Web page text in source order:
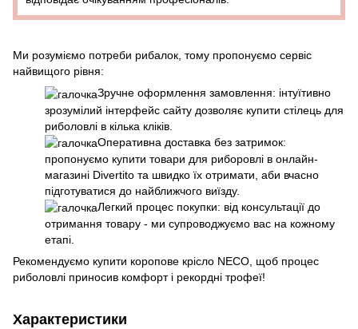
Ми розуміємо потреби рибалок, тому пропонуємо сервіс
найвищого рівня:
Зручне оформлення замовлення: інтуїтивно
зрозумілий інтерфейс сайту дозволяє купити стілець для
риболовлі в кілька кліків.
Оперативна доставка без затримок:
пропонуємо купити товари для риборовлі в онлайн-
магазині Divertito та швидко їх отримати, аби вчасно
підготуватися до найближчого виїзду.
Легкий процес покупки: від консультації до
отримання товару - ми супроводжуємо вас на кожному
етапі.
Рекомендуємо купити коропове крісло NECO, щоб процес
риболовлі приносив комфорт і рекордні трофеї!
Характеристики